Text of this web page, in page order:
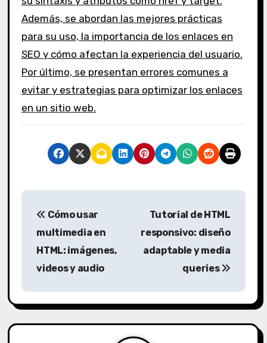
Además, se abordan las mejores prácticas
para su uso, la importancia de los enlaces en
SEO y cómo afectan la experiencia del usuario.
Por último, se presentan errores comunes a
evitar y estrategias para optimizar los enlaces
en un sitio web.
P
n
a
Cómo usar
multimedia en
HTML: imágenes,
videos y audio
Tutorial de HTML
responsivo: diseño
adaptable y media
queries